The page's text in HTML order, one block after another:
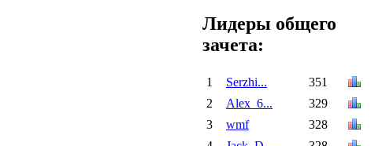
Лидеры общего
зачета:
1 Serzhi...
351
2
Alex_6...
329
3
wmf
328